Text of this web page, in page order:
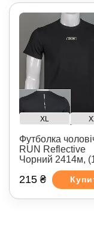
XL
Футболка
RUN Reflective
Чорний 2414м,
215 ₴